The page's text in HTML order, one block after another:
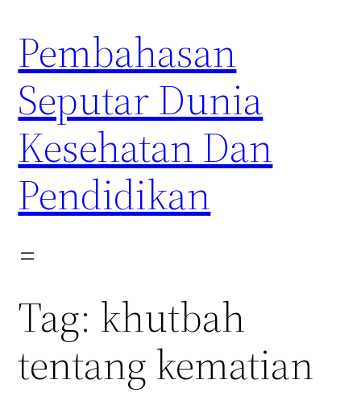
content
Pembahasan
Seputar Dunia
Kesehatan Dan
Pendidikan
Tag: khutbah
tentang kematian